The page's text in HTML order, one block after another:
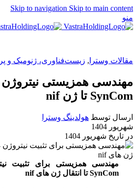
Skip to navigation Skip to main content
منو
مقالات وسترا , زیست‌فناوری، ژنومیک و
مهندسی همزیستی نیتروژن
SynCom تا ژن nif
ارسال توسط هولدینگ وسترا
شهریور 1404
در تاریخ شهریور 1404
مهندسی همزیستی برای تثبیت
SynCom تا انتقال ژن های nif